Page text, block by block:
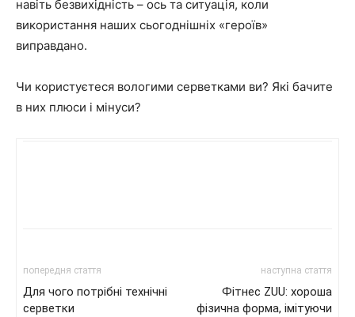
навіть безвихідність – ось та ситуація, коли
використання наших сьогоднішніх «героїв»
виправдано.
Чи користуєтеся вологими серветками ви? Які бачите
в них плюси і мінуси?
попередня стаття
Для чого потрібні технічні
серветки
наступна стаття
Фітнес ZUU: хороша
фізична форма, імітуючи